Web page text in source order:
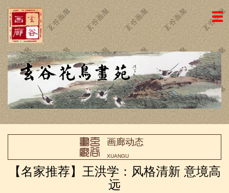
网站主页
画廊简介
名家国画
近期新作
名家书法
荣誉证书
画廊动态
XUANGU
【名家推荐】王洪学：风格清新 意境高
远